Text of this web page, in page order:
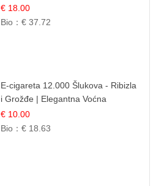
Okus
€ 18.00
Bio：€ 37.72
E-cigareta 12.000 Šlukova - Ribizla
i Grožđe | Elegantna Voćna
Kombinacija
€ 10.00
Bio：€ 18.63